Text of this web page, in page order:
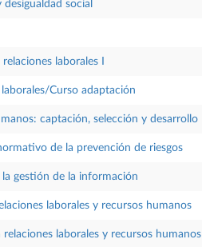
social
laborales I
laborales/Curso adaptación
captación, selección y desarrollo
de la prevención de riesgos
la gestión de la información
laborales y recursos humanos
relaciones laborales y recursos humanos